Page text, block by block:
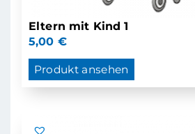
Eltern mit Kind 1
5,00 €
Produkt ansehen